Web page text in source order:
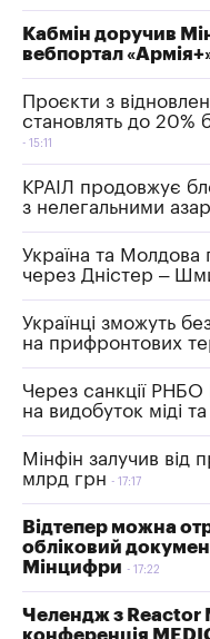
Кабмін доручив
вебпортал
Проєкти з
становлять до 20%
15:11
КРАІЛ продовжує
з нелегальними
Україна та Молдова
через Дністер –
Українці зможуть
на прифронтових
Через санкції РНБО
на видобуток міді та
Мінфін залучив
млрд грн
17:17
Відтепер можна
обліковий
Мінцифри
17:22
Челендж з Reactor
конференція